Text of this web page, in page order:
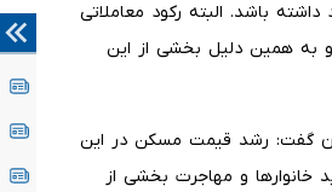
باشد. البته رکود معاملاتی
به همین دلیل بخشی از این
گفت: رشد قیمت مسکن در این
و مهاجرت بخشی از